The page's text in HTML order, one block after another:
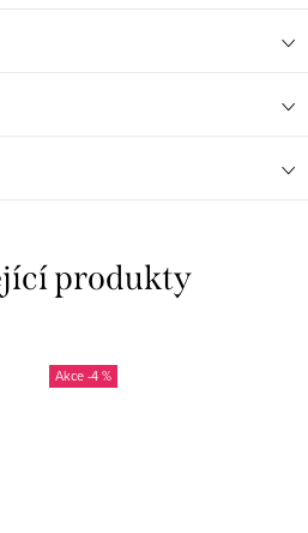
produkty
-4 %